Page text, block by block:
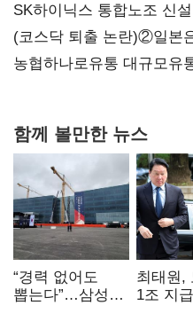
SK하이닉스 통합노조 신
불만 확산
(코스닥 퇴출 논란)②일본
당장 퇴출?…시간만으론
농협하나로유통 대규모
함께 볼만한 뉴스
“경력 없어도
뽑는다”…삼성
최태원,
1조 지